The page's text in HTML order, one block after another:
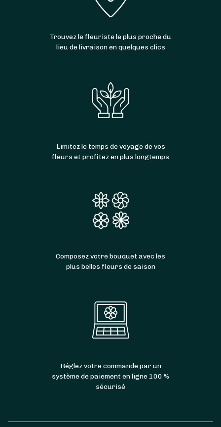
dimancheet les
bonne nouvelle : la livraison est parfois
Trouvez le fleuriste le plus proche du
lieu de livraison en quelques clics
Limitez le temps de voyage de vos
fleurs et profitez en plus longtemps
Composez votre bouquet avec les
plus belles fleurs de saison
Réglez votre commande par un
système de paiement en ligne 100 %
sécurisé